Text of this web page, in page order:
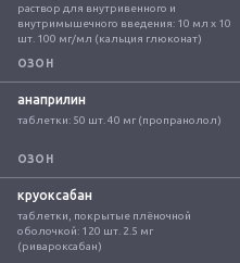
раствор для внутривенного и
внутримышечного введения: 10 мл x 10
шт. 100 мг/мл (кальция глюконат)
ОЗОН
анаприлин
таблетки: 50 шт. 40 мг (пропранолол)
ОЗОН
круоксабан
таблетки, покрытые плёночной
оболочкой: 120 шт. 2.5 мг
(ривароксабан)